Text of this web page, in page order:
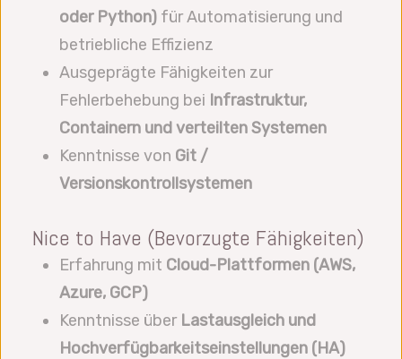
oder Python) für Automatisierung und
betriebliche Effizienz
Ausgeprägte Fähigkeiten zur
Fehlerbehebung bei Infrastruktur,
Containern und verteilten Systemen
Kenntnisse von Git /
Versionskontrollsystemen
Nice to Have (Bevorzugte Fähigkeiten)
Erfahrung mit Cloud-Plattformen (AWS,
Azure, GCP)
Kenntnisse über Lastausgleich und
Hochverfügbarkeitseinstellungen (HA)